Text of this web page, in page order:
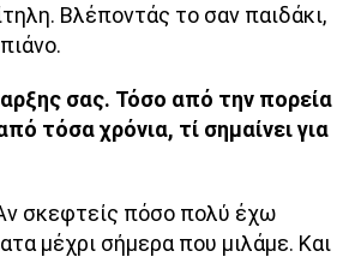
Βλέποντάς το σαν παιδάκι,
σας. Τόσο από την πορεία
τόσα χρόνια, τί σημαίνει για
σκεφτείς πόσο πολύ έχω
μέχρι σήμερα που μιλάμε. Και